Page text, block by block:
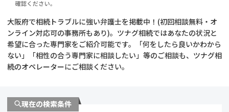
相続登記
遺留分侵害額請求
コラム
相続手続き
大阪府で相続トラブルに強い弁護士を掲載中！(初回相談無料・オ
ンライン対応可の事務所もあり)。ツナグ相続ではあなたの状況と
希望に合った専門家をご紹介可能です。「何をしたら良いかわから
ない」「相性の合う専門家に相談したい」等のご相談も、ツナグ相
続のオペレーターにご相談ください。
現在の検索条件